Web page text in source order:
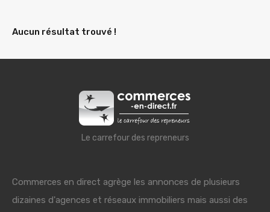
Aucun résultat trouvé !
Le carrefour des repreneurs
Commerces en direct agrège les annonces de plusieurs
dizaines d'agences et réseaux immobiliers mais aussi des